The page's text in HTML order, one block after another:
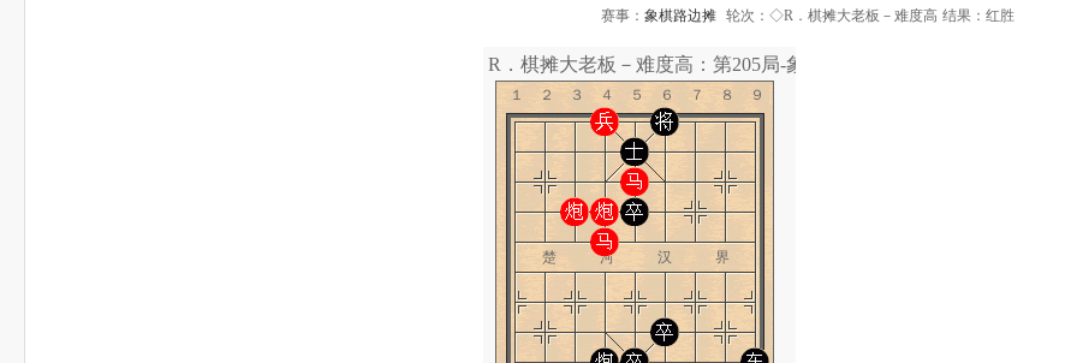
赛事： 象棋路边摊 轮次：◇R．棋摊大老板－难度高 结果：红胜
R．棋摊大老板－难度高：第205局-象棋道
１２３４５６７８９
楚 河 汉 界